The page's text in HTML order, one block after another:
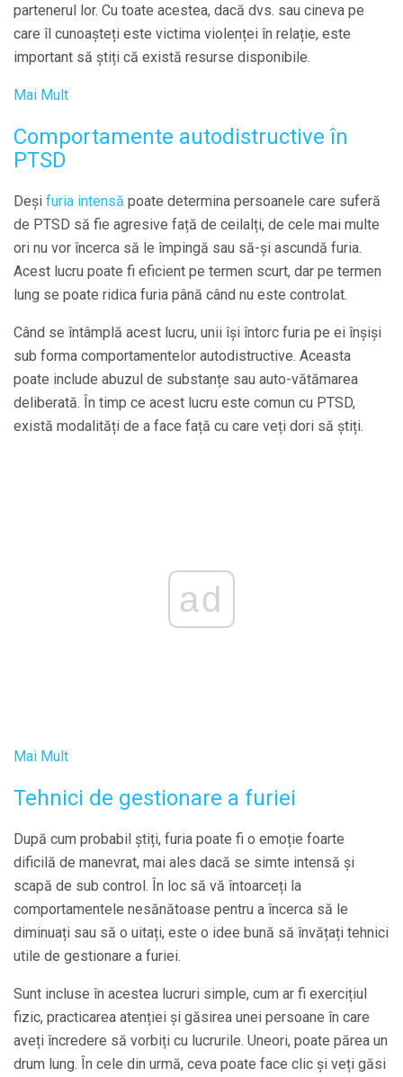
partenerul lor. Cu toate acestea, dacă dvs. sau cineva pe
care îl cunoașteți este victima violenței în relație, este
important să știți că există resurse disponibile.
Mai Mult
Comportamente autodistructive în
PTSD
Deși furia intensă poate determina persoanele care suferă
de PTSD să fie agresive față de ceilalți, de cele mai multe
ori nu vor încerca să le împingă sau să-și ascundă furia.
Acest lucru poate fi eficient pe termen scurt, dar pe termen
lung se poate ridica furia până când nu este controlat.
Când se întâmplă acest lucru, unii își întorc furia pe ei înșiși
sub forma comportamentelor autodistructive. Aceasta
poate include abuzul de substanțe sau auto-vătămarea
deliberată. În timp ce acest lucru este comun cu PTSD,
există modalități de a face față cu care veți dori să știți.
ad
Mai Mult
Tehnici de gestionare a furiei
După cum probabil știți, furia poate fi o emoție foarte
dificilă de manevrat, mai ales dacă se simte intensă și
scapă de sub control. În loc să vă întoarceți la
comportamentele nesănătoase pentru a încerca să le
diminuați sau să o uitați, este o idee bună să învățați tehnici
utile de gestionare a furiei.
Sunt incluse în acestea lucruri simple, cum ar fi exercițiul
fizic, practicarea atenției și găsirea unei persoane în care
aveți încredere să vorbiți cu lucrurile. Uneori, poate părea un
drum lung. În cele din urmă, ceva poate face clic și veți găsi